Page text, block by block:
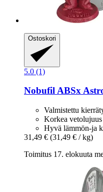
Ostoskori
5.0 (1)
NobufilABSx
Valmistettu
Korkea
Hyvä lämmön-ja
31,49 € (31,49 € / kg)
Toimitus 17. elokuuta